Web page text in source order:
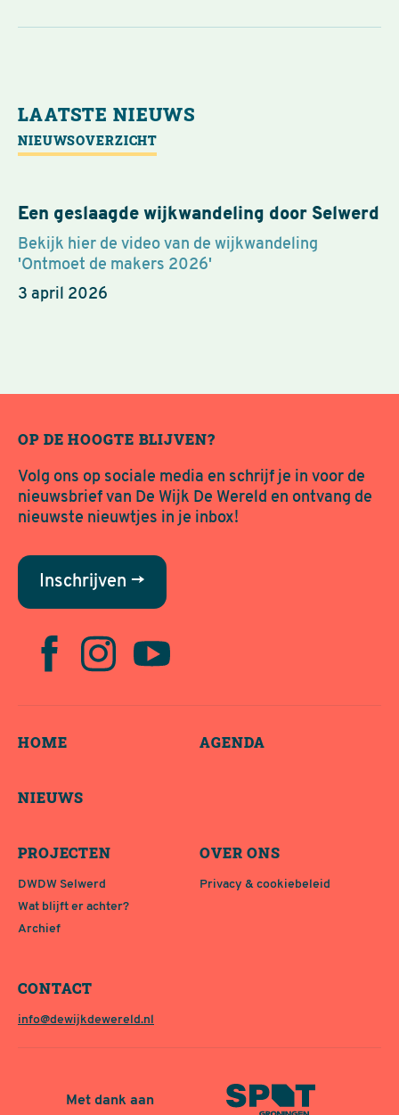
LAATSTE NIEUWS
NIEUWSOVERZICHT
Een geslaagde wijkwandeling door Selwerd
Bekijk hier de video van de wijkwandeling
'Ontmoet de makers 2026'
3 april 2026
OP DE HOOGTE BLIJVEN?
Volg ons op sociale media en schrijf je in voor de
nieuwsbrief van De Wijk De Wereld en ontvang de
nieuwste nieuwtjes in je inbox!
Inschrijven →
HOME AGENDA
NIEUWS
PROJECTEN
DWDW Selwerd
Wat blijft er achter?
Archief
OVER ONS
Privacy & cookiebeleid
CONTACT
info@dewijkdewereld.nl
Met dank aan